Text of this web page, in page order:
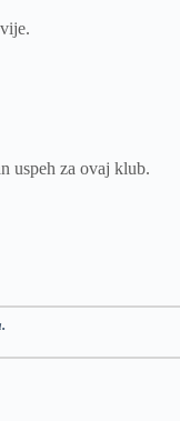
uspeh za ovaj klub.